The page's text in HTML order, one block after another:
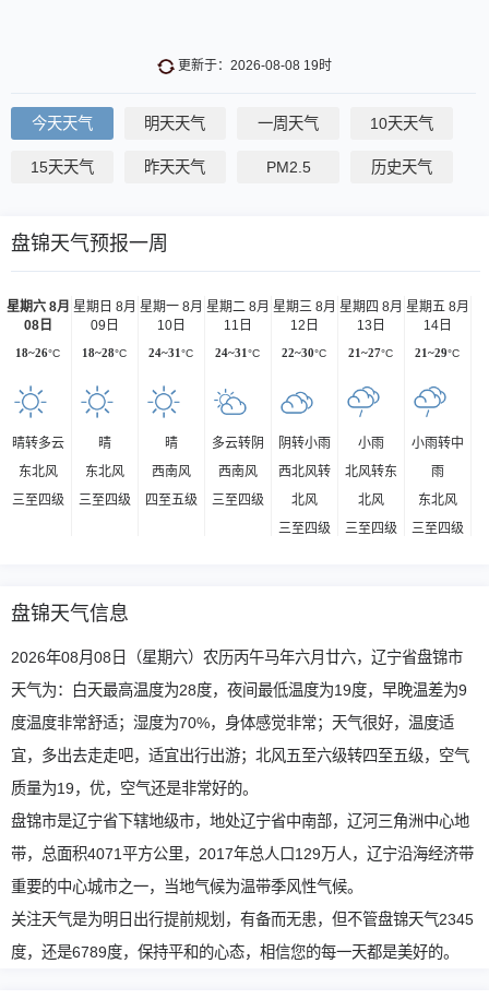
更新于：2026-08-08 19时
今天天气 明天天气 一周天气 10天天气
15天天气 昨天天气 PM2.5 历史天气
盘锦天气预报一周
星期六 8月
08日
18~26°C
晴转多云
东北风
三至四级
星期日 8月
09日
18~28°C
晴
东北风
三至四级
星期一 8月
10日
24~31°C
晴
西南风
四至五级
星期二 8月
11日
24~31°C
多云转阴
西南风
三至四级
星期三 8月
12日
22~30°C
阴转小雨
西北风转
北风
三至四级
星期四 8月
13日
21~27°C
小雨
北风转东
北风
三至四级
星期五 8月
14日
21~29°C
小雨转中
雨
东北风
三至四级
盘锦天气信息
2026年08月08日（星期六）农历丙午马年六月廿六，辽宁省盘锦市
天气为：白天最高温度为28度，夜间最低温度为19度，早晚温差为9
度温度非常舒适；湿度为70%，身体感觉非常；天气很好，温度适
宜，多出去走走吧，适宜出行出游；北风五至六级转四至五级，空气
质量为19，优，空气还是非常好的。
盘锦市是辽宁省下辖地级市，地处辽宁省中南部，辽河三角洲中心地
带，总面积4071平方公里，2017年总人口129万人，辽宁沿海经济带
重要的中心城市之一，当地气候为温带季风性气候。
关注天气是为明日出行提前规划，有备而无患，但不管盘锦天气2345
度，还是6789度，保持平和的心态，相信您的每一天都是美好的。